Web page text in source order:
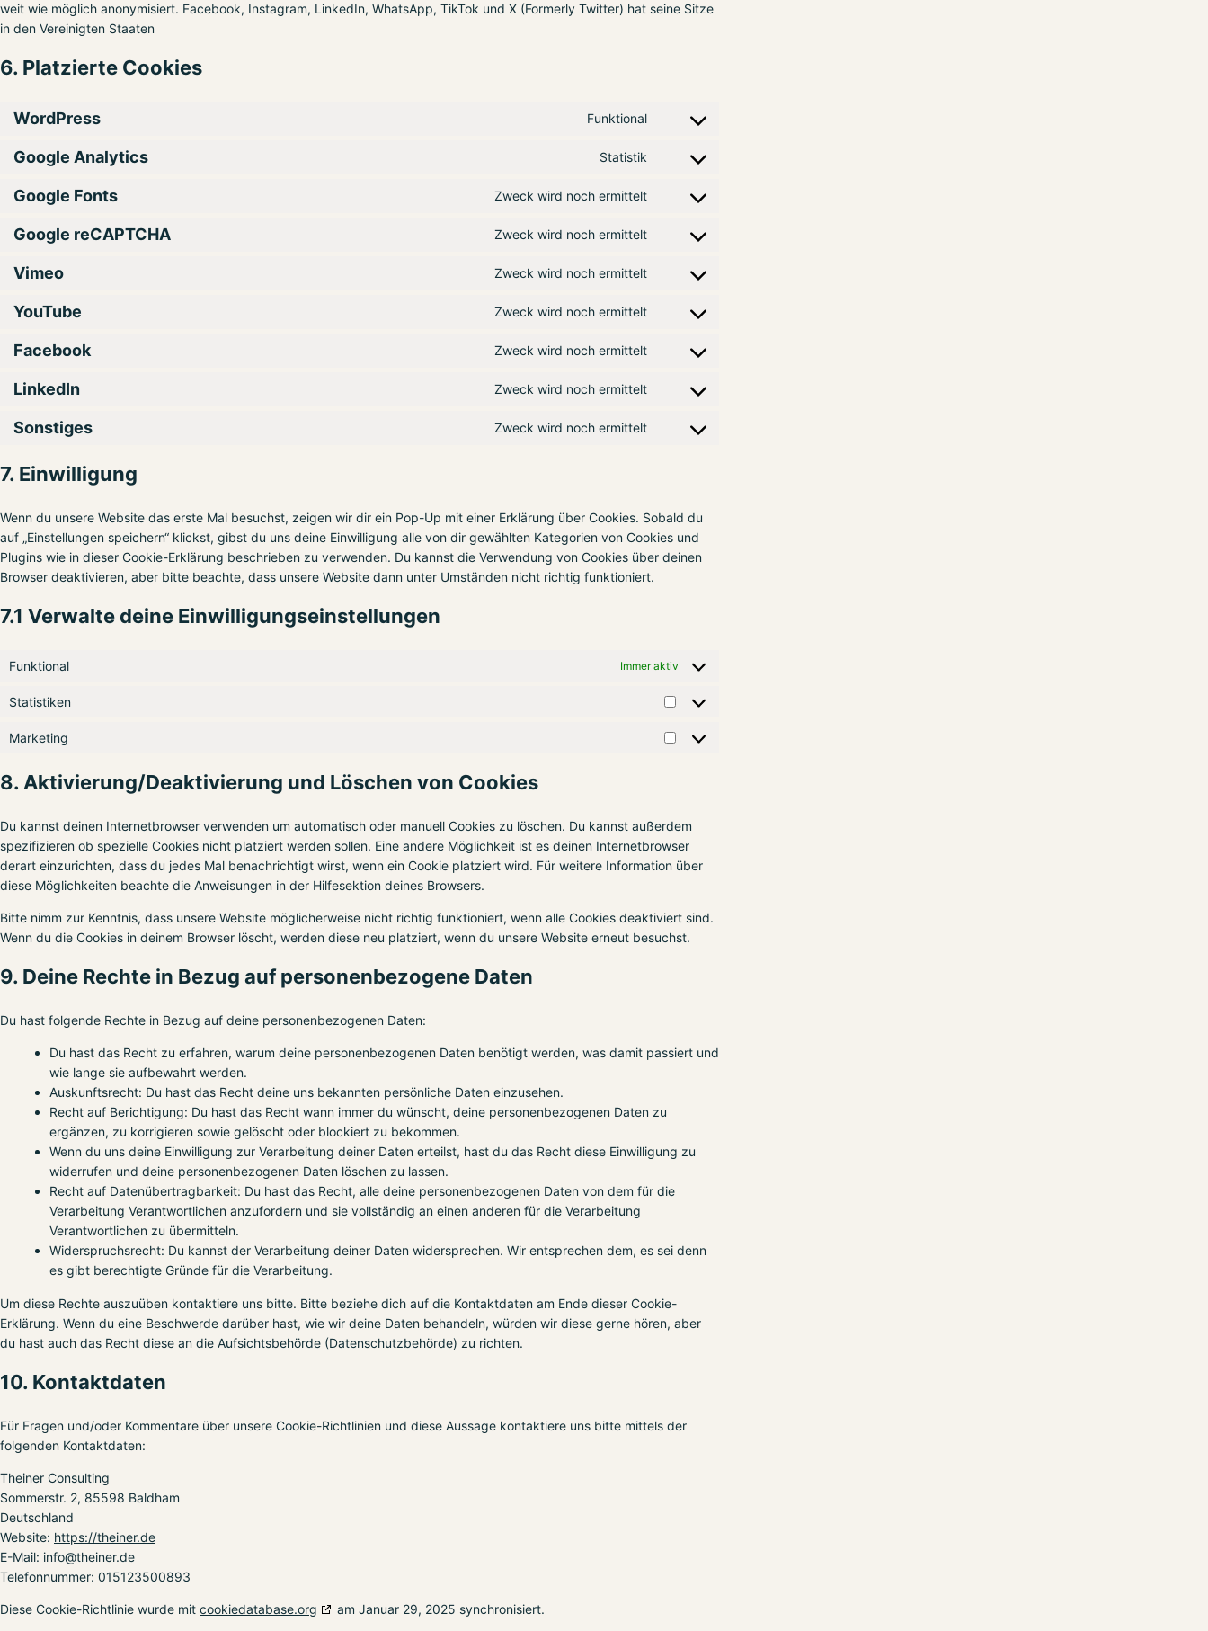
weit wie möglich anonymisiert. Facebook, Instagram, LinkedIn, WhatsApp, TikTok und X (Formerly Twitter) hat seine Sitze
in den Vereinigten Staaten
6. Platzierte Cookies
WordPress Funktional
Consent to service wordpress
Google Analytics Statistik
Consent to service google-analytics
Google Fonts Zweck wird noch ermittelt
Consent to service google-fonts
Google reCAPTCHA Zweck wird noch ermittelt
Consent to service google-recaptcha
Vimeo Zweck wird noch ermittelt
Consent to service vimeo
YouTube Zweck wird noch ermittelt
Consent to service youtube
Facebook Zweck wird noch ermittelt
Consent to service facebook
LinkedIn Zweck wird noch ermittelt
Consent to service linkedin
Sonstiges Zweck wird noch ermittelt
Consent to service sonstiges
7. Einwilligung
Wenn du unsere Website das erste Mal besuchst, zeigen wir dir ein Pop-Up mit einer Erklärung über Cookies. Sobald du
auf „Einstellungen speichern“ klickst, gibst du uns deine Einwilligung alle von dir gewählten Kategorien von Cookies und
Plugins wie in dieser Cookie-Erklärung beschrieben zu verwenden. Du kannst die Verwendung von Cookies über deinen
Browser deaktivieren, aber bitte beachte, dass unsere Website dann unter Umständen nicht richtig funktioniert.
7.1 Verwalte deine Einwilligungseinstellungen
Funktional Immer aktiv
Statistiken
Statistiken
Marketing
Marketing
8. Aktivierung/Deaktivierung und Löschen von Cookies
Du kannst deinen Internetbrowser verwenden um automatisch oder manuell Cookies zu löschen. Du kannst außerdem
spezifizieren ob spezielle Cookies nicht platziert werden sollen. Eine andere Möglichkeit ist es deinen Internetbrowser
derart einzurichten, dass du jedes Mal benachrichtigt wirst, wenn ein Cookie platziert wird. Für weitere Information über
diese Möglichkeiten beachte die Anweisungen in der Hilfesektion deines Browsers.
Bitte nimm zur Kenntnis, dass unsere Website möglicherweise nicht richtig funktioniert, wenn alle Cookies deaktiviert sind.
Wenn du die Cookies in deinem Browser löscht, werden diese neu platziert, wenn du unsere Website erneut besuchst.
9. Deine Rechte in Bezug auf personenbezogene Daten
Du hast folgende Rechte in Bezug auf deine personenbezogenen Daten:
Du hast das Recht zu erfahren, warum deine personenbezogenen Daten benötigt werden, was damit passiert und
wie lange sie aufbewahrt werden.
Auskunftsrecht: Du hast das Recht deine uns bekannten persönliche Daten einzusehen.
Recht auf Berichtigung: Du hast das Recht wann immer du wünscht, deine personenbezogenen Daten zu
ergänzen, zu korrigieren sowie gelöscht oder blockiert zu bekommen.
Wenn du uns deine Einwilligung zur Verarbeitung deiner Daten erteilst, hast du das Recht diese Einwilligung zu
widerrufen und deine personenbezogenen Daten löschen zu lassen.
Recht auf Datenübertragbarkeit: Du hast das Recht, alle deine personenbezogenen Daten von dem für die
Verarbeitung Verantwortlichen anzufordern und sie vollständig an einen anderen für die Verarbeitung
Verantwortlichen zu übermitteln.
Widerspruchsrecht: Du kannst der Verarbeitung deiner Daten widersprechen. Wir entsprechen dem, es sei denn
es gibt berechtigte Gründe für die Verarbeitung.
Um diese Rechte auszuüben kontaktiere uns bitte. Bitte beziehe dich auf die Kontaktdaten am Ende dieser Cookie-
Erklärung. Wenn du eine Beschwerde darüber hast, wie wir deine Daten behandeln, würden wir diese gerne hören, aber
du hast auch das Recht diese an die Aufsichtsbehörde (Datenschutzbehörde) zu richten.
10. Kontaktdaten
Für Fragen und/oder Kommentare über unsere Cookie-Richtlinien und diese Aussage kontaktiere uns bitte mittels der
folgenden Kontaktdaten:
Theiner Consulting
Sommerstr. 2, 85598 Baldham
Deutschland
Website: https://theiner.de
E-Mail: info@theiner.de
Telefonnummer: 015123500893
Diese Cookie-Richtlinie wurde mit cookiedatabase.org am Januar 29, 2025 synchronisiert.